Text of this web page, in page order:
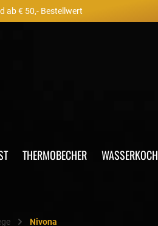
springen
ab € 50,- Bestellwert
THERMOBECHER
Nivona